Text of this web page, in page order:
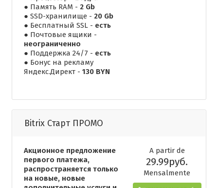
● Память RAM - 2 Gb
● SSD-хранилище - 20 Gb
● Бесплатный SSL - есть
● Почтовые ящики -
неограниченно
● Поддержка 24/7 - есть
● Бонус на рекламу
Яндекс.Директ - 130 BYN
Bitrix Старт ПРОМО
Акционное предложение
первого платежа,
распространяется только
на новые, новые
A partir de
29.99руб.
Mensalmente